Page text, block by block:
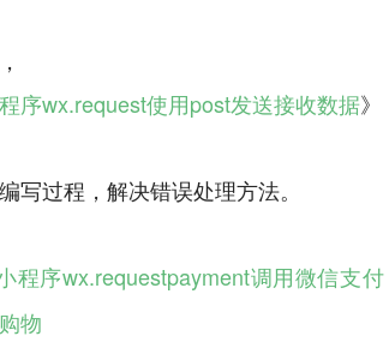
序wx.request使用post发送接收数据》
程序wx.requestpayment调用微信支
物